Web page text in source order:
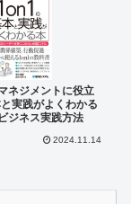
ネジメントに役立
実践がよくわかる
ジネス実践方法
2024.11.14